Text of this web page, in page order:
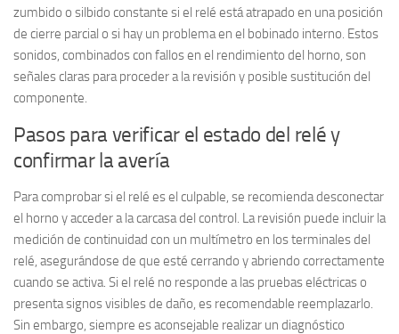
zumbido o silbido constante si el relé está atrapado en una posición
de cierre parcial o si hay un problema en el bobinado interno. Estos
sonidos, combinados con fallos en el rendimiento del horno, son
señales claras para proceder a la revisión y posible sustitución del
componente.
Pasos para verificar el estado del relé y
confirmar la avería
Para comprobar si el relé es el culpable, se recomienda desconectar
el horno y acceder a la carcasa del control. La revisión puede incluir la
medición de continuidad con un multímetro en los terminales del
relé, asegurándose de que esté cerrando y abriendo correctamente
cuando se activa. Si el relé no responde a las pruebas eléctricas o
presenta signos visibles de daño, es recomendable reemplazarlo.
Sin embargo, siempre es aconsejable realizar un diagnóstico